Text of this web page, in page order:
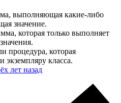
выполняющая какие-либо
значение.
которая только выполняет
процедура, которая
экземпляру класса.
лет назад